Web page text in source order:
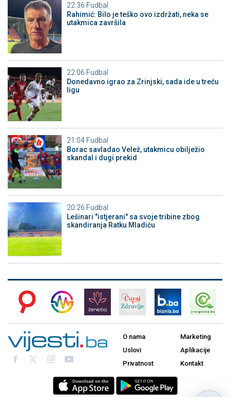
22:36 Fudbal
Rahimić: Bilo je teško ovo izdržati, neka se
utakmica završila
22:06 Fudbal
Donedavno igrao za Zrinjski, sada ide u treću
ligu
21:04 Fudbal
Borac savladao Velež, utakmicu obilježio
skandal i dugi prekid
20:26 Fudbal
Lešinari "istjerani" sa svoje tribine zbog
skandiranja Ratku Mladiću
O nama
Uslovi
Privatnost
Marketing
Aplikacije
Kontakt